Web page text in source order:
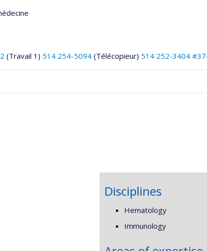
(Travail 1) 514 254-5094 (Télécopieur) 514 252-3404
Disciplines
Hematology
Immunology